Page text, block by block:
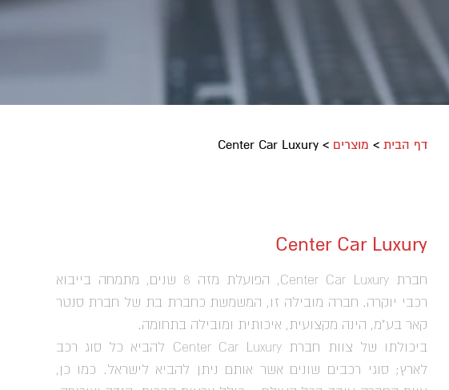
דף הבית> מוצרים >
Center Car Luxury
Center Car Luxury
חברת Center Car Luxury, הפועלת מזה 8 שנים, מתמחה בייבוא
רכבי יוקרה. חברה מובילה זו, המשמשת כחברת בת של חברת סנטר
קאר בע"מ, הינה מקצועית, איכותית ומובילה בתחומה.
ביכולתו של צוות חברת Center Car Luxury להביא כל סוג רכב
לארץ; סוגי רכבים שונים אשר אותם ניתן להביא לישראל. כמו כן,